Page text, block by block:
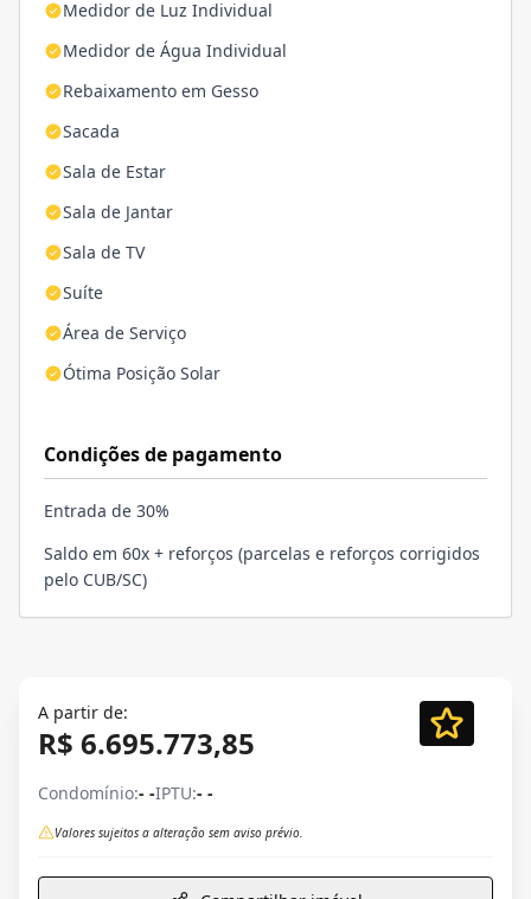
Medidor de Luz Individual
Medidor de Água Individual
Rebaixamento em Gesso
Sacada
Sala de Estar
Sala de Jantar
Sala de TV
Suíte
Área de Serviço
Ótima Posição Solar
Condições de pagamento
Entrada de 30%
Saldo em 60x + reforços (parcelas e reforços corrigidos
pelo CUB/SC)
A partir de:
R$ 6.695.773,85
Condomínio:- -IPTU:- -
Valores sujeitos a alteração sem aviso prévio.